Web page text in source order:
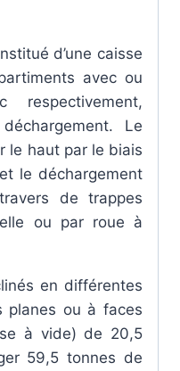
d’une caisse
avec ou
respectivement,
Le
le haut par le biais
le déchargement
de trappes
ou par roue à
en différentes
planes ou à faces
à vide) de 20,5
59,5 tonnes de